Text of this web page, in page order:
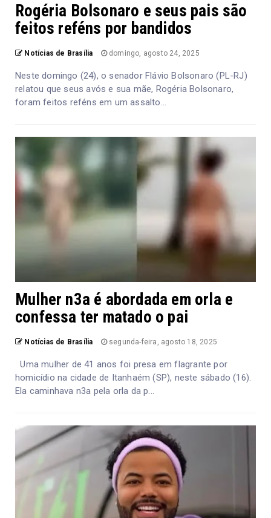
Rogéria Bolsonaro e seus pais são
feitos reféns por bandidos
Notícias de Brasília domingo, agosto 24, 2025
Neste domingo (24), o senador Flávio Bolsonaro (PL-RJ)
relatou que seus avós e sua mãe, Rogéria Bolsonaro,
foram feitos reféns em um assalto...
Mulher n3a é abordada em orla e
confessa ter matado o pai
Notícias de Brasília segunda-feira, agosto 18, 2025
Uma mulher de 41 anos foi presa em flagrante por
homicídio na cidade de Itanhaém (SP), neste sábado (16).
Ela caminhava n3a pela orla da p...